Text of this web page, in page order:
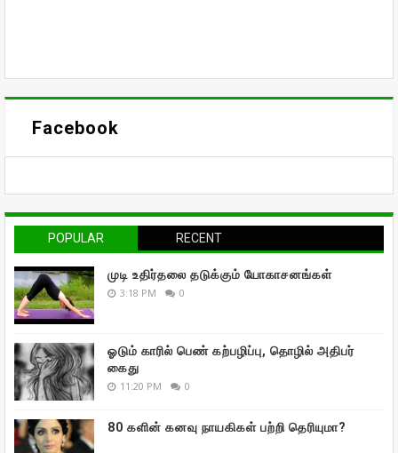
Facebook
POPULAR RECENT
முடி உதிர்தலை தடுக்கும் யோகாசனங்கள்
3:18 PM 0
ஓடும் காரில் பெண் கற்பழிப்பு, தொழில் அதிபர்
கைது
11:20 PM 0
80 களின் கனவு நாயகிகள் பற்றி தெரியுமா?